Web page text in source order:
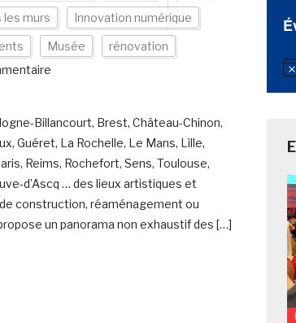
les murs Innovation numérique
Musée
rénovation
Billancourt, Brest, Château-Chinon,
Guéret, La Rochelle, Le Mans, Lille,
Reims, Rochefort, Sens, Toulouse,
d’Ascq … des lieux artistiques et
construction, réaménagement ou
un panorama non exhaustif des […]